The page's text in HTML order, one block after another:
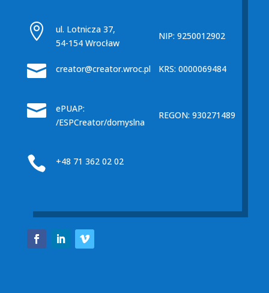

ul. Lotnicza 37,
54-154 Wrocław
NIP: 9250012902
 creator@creator.wroc.pl KRS: 0000069484

ePUAP:
/ESPCreator/domyslna
REGON: 930271489
 +48 71 362 02 02